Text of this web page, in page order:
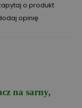
o produkt
opinię
na sarny,